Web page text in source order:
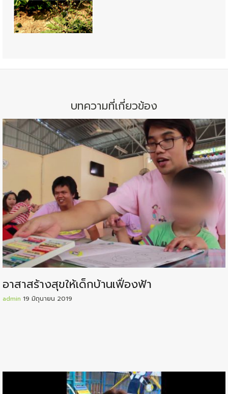
บทความที่เกี่ยวข้อง
อาสาสร้างสุขให้เด็กบ้านเฟื่องฟ้า
admin 19 มิถุนายน 2019